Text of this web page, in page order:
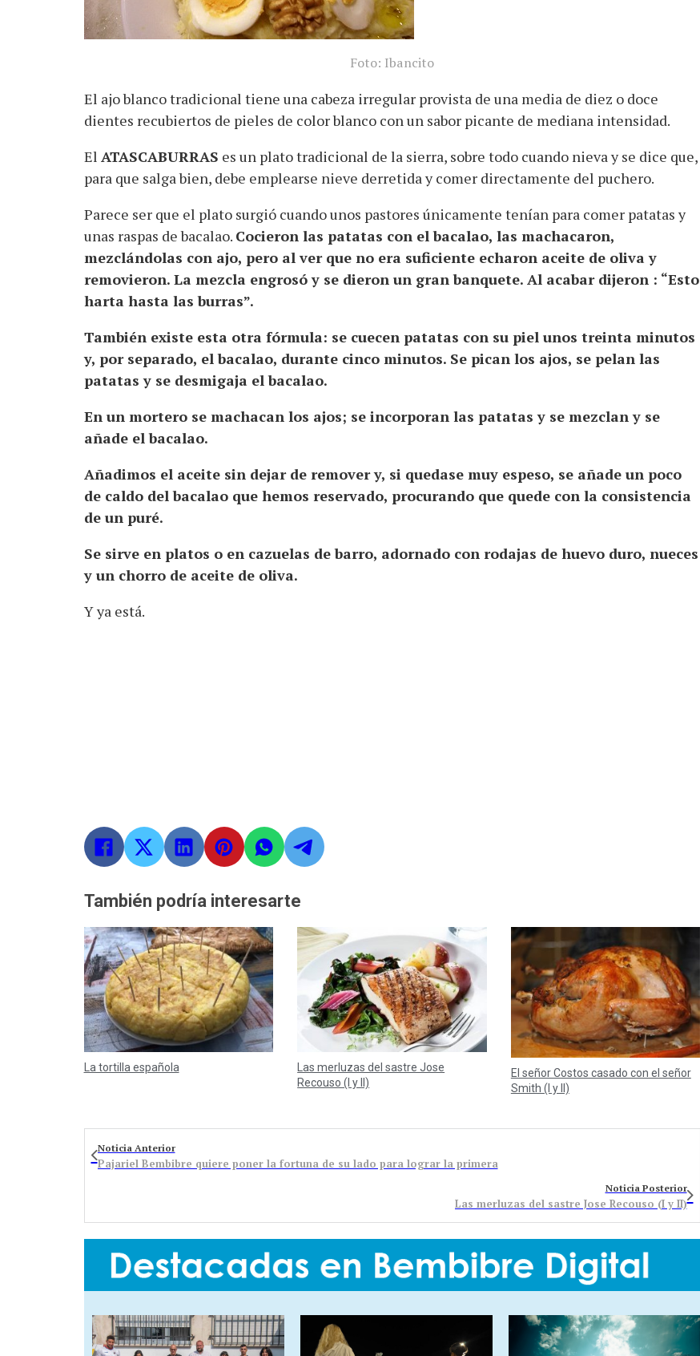
Foto: Ibancito
El ajo blanco tradicional tiene una cabeza irregular provista de una media de diez o doce
dientes recubiertos de pieles de color blanco con un sabor picante de mediana intensidad.
El ATASCABURRAS es un plato tradicional de la sierra, sobre todo cuando nieva y se dice que,
para que salga bien, debe emplearse nieve derretida y comer directamente del puchero.
Parece ser que el plato surgió cuando unos pastores únicamente tenían para comer patatas y
unas raspas de bacalao. Cocieron las patatas con el bacalao, las machacaron,
mezclándolas con ajo, pero al ver que no era suficiente echaron aceite de oliva y
removieron. La mezcla engrosó y se dieron un gran banquete. Al acabar dijeron : “Esto
harta hasta las burras”.
También existe esta otra fórmula: se cuecen patatas con su piel unos treinta minutos
y, por separado, el bacalao, durante cinco minutos. Se pican los ajos, se pelan las
patatas y se desmigaja el bacalao.
En un mortero se machacan los ajos; se incorporan las patatas y se mezclan y se
añade el bacalao.
Añadimos el aceite sin dejar de remover y, si quedase muy espeso, se añade un poco
de caldo del bacalao que hemos reservado, procurando que quede con la consistencia
de un puré.
Se sirve en platos o en cazuelas de barro, adornado con rodajas de huevo duro, nueces
y un chorro de aceite de oliva.
Y ya está.
También podría interesarte
La tortilla española
Las merluzas del sastre Jose
Recouso (I y II)
El señor Costos casado con el señor
Smith (I y II)
Noticia Anterior
Pajariel Bembibre quiere poner la fortuna de su lado para lograr la primera
Noticia Posterior
Las merluzas del sastre Jose Recouso (I y II)